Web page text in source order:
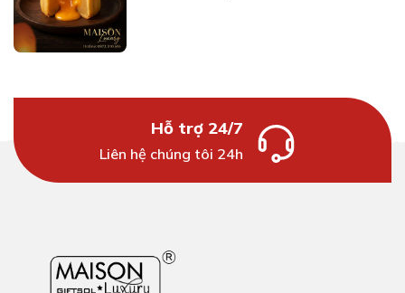
Hỗ trợ 24/7
Liên hệ chúng tôi 24h